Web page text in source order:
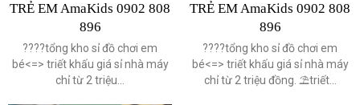
TRẺ EM AmaKids 0902 808
896
????️tổng kho sỉ đồ chơi em
bé<=> triết khấu giá sỉ nhà máy
chỉ từ 2 triệu...
TRẺ EM AmaKids 0902 808
896
????tổng kho sỉ đồ chơi em
bé<=> triết khấu giá sỉ nhà máy
chỉ từ 2 triệu đồng. ⛱triết...